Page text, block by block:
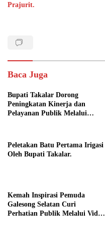
Prajurit.
Baca Juga
Bupati Takalar Dorong
Peningkatan Kinerja dan
Pelayanan Publik Melalui
Peletakan Batu Pertama Irigasi
Oleh Bupati Takalar.
Kemah Inspirasi Pemuda
Galesong Selatan Curi
Perhatian Publik Melalui Video